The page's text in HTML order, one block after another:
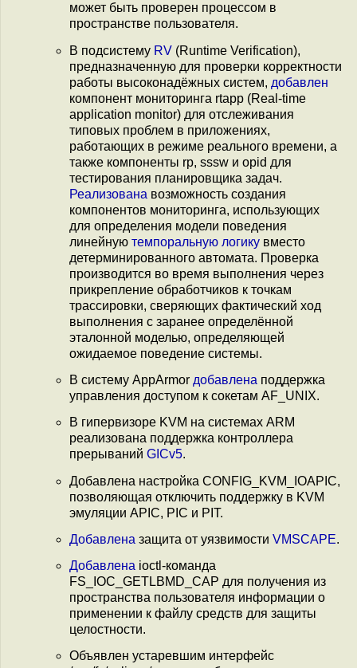
может быть проверен процессом в
пространстве пользователя.
В подсистему RV (Runtime Verification),
предназначенную для проверки корректности
работы высоконадёжных систем, добавлен
компонент мониторинга rtapp (Real-time
application monitor) для отслеживания
типовых проблем в приложениях,
работающих в режиме реального времени, а
также компоненты rp, sssw и opid для
тестирования планировщика задач.
Реализована возможность создания
компонентов мониторинга, использующих
для определения модели поведения
линейную темпоральную логику вместо
детерминированного автомата. Проверка
производится во время выполнения через
прикрепление обработчиков к точкам
трассировки, сверяющих фактический ход
выполнения с заранее определённой
эталонной моделью, определяющей
ожидаемое поведение системы.
В систему AppArmor добавлена поддержка
управления доступом к сокетам AF_UNIX.
В гипервизоре KVM на системах ARM
реализована поддержка контроллера
прерываний GICv5.
Добавлена настройка CONFIG_KVM_IOAPIC,
позволяющая отключить поддержку в KVM
эмуляции APIC, PIC и PIT.
Добавлена защита от уязвимости VMSCAPE.
Добавлена ioctl-команда
FS_IOC_GETLBMD_CAP для получения из
пространства пользователя информации о
применении к файлу средств для защиты
целостности.
Объявлен устаревшим интерфейс